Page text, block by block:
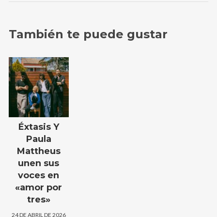
También te puede gustar
Éxtasis Y
Paula
Mattheus
unen sus
voces en
«amor por
tres»
24 DE ABRIL DE 2026